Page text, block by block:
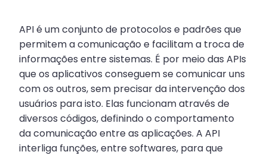
API é um conjunto de protocolos e padrões que
permitem a comunicação e facilitam a troca de
informações entre sistemas. É por meio das APIs
que os aplicativos conseguem se comunicar uns
com os outros, sem precisar da intervenção dos
usuários para isto. Elas funcionam através de
diversos códigos, definindo o comportamento
da comunicação entre as aplicações. A API
interliga funções, entre softwares, para que